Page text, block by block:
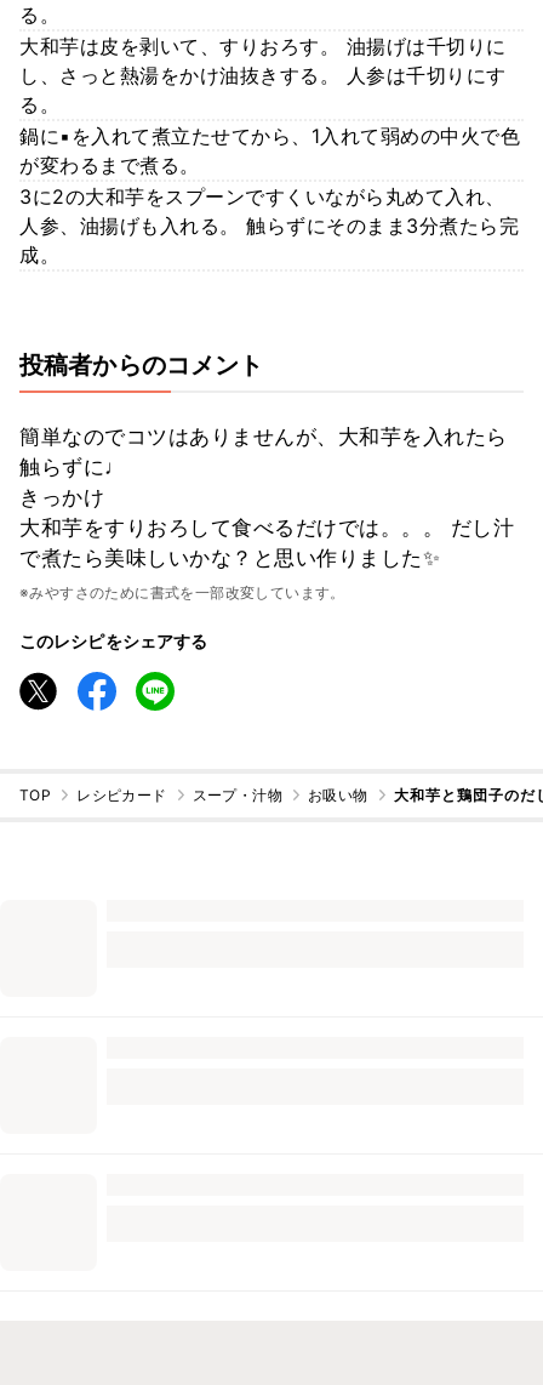
る。
大和芋は皮を剥いて、すりおろす。 油揚げは千切りに
し、さっと熱湯をかけ油抜きする。 人参は千切りにす
る。
鍋に▪︎を入れて煮立たせてから、1入れて弱めの中火で色
が変わるまで煮る。
3に2の大和芋をスプーンですくいながら丸めて入れ、
人参、油揚げも入れる。 触らずにそのまま3分煮たら完
成。
投稿者からのコメント
簡単なのでコツはありませんが、大和芋を入れたら
触らずに♩
きっかけ
大和芋をすりおろして食べるだけでは。。。 だし汁
で煮たら美味しいかな？と思い作りました✨
※みやすさのために書式を一部改変しています。
このレシピをシェアする
TOP レシピカード スープ・汁物 お吸い物 大和芋と鶏団子の